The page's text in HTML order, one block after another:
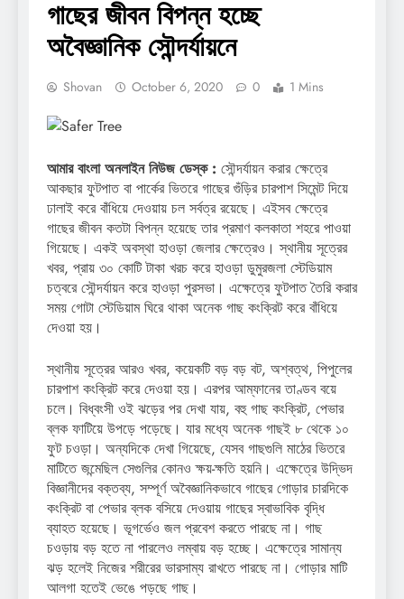
গাছের জীবন বিপন্ন হচ্ছে
অবৈজ্ঞানিক সৌন্দর্যায়নে
Shovan October 6, 2020 0 1 Mins
আমার বাংলা অনলাইন নিউজ ডেস্ক : সৌন্দর্যায়ন করার ক্ষেত্রে
আকছার ফুটপাত বা পার্কের ভিতরে গাছের গুঁড়ির চারপাশ সিমেন্ট দিয়ে
ঢালাই করে বাঁধিয়ে দেওয়ায় চল সর্বত্র রয়েছে। এইসব ক্ষেত্রে
গাছের জীবন কতটা বিপন্ন হয়েছে তার প্রমাণ কলকাতা শহরে পাওয়া
গিয়েছে। একই অবস্থা হাওড়া জেলার ক্ষেত্রেও। স্থানীয় সূত্রের
খবর, প্রায় ৩০ কোটি টাকা খরচ করে হাওড়া ডুমুরজলা স্টেডিয়াম
চত্বরে সৌন্দর্যায়ন করে হাওড়া পুরসভা। এক্ষেত্রে ফুটপাত তৈরি করার
সময় গোটা স্টেডিয়াম ঘিরে থাকা অনেক গাছ কংক্রিট করে বাঁধিয়ে
দেওয়া হয়।
স্থানীয় সূত্রের আরও খবর, কয়েকটি বড় বড় বট, অশ্বত্থ, পিপুলের
চারপাশ কংক্রিট করে দেওয়া হয়। এরপর আম্ফানের তাণ্ডব বয়ে
চলে। বিধ্বংসী ওই ঝড়ের পর দেখা যায়, বহু গাছ কংক্রিট, পেভার
ব্লক ফাটিয়ে উপড়ে পড়েছে। যার মধ্যে অনেক গাছই ৮ থেকে ১০
ফুট চওড়া। অন্যদিকে দেখা গিয়েছে, যেসব গাছগুলি মাঠের ভিতরে
মাটিতে জন্মেছিল সেগুলির কোনও ক্ষয়-ক্ষতি হয়নি। এক্ষেত্রে উদ্ভিদ
বিজ্ঞানীদের বক্তব্য, সম্পূর্ণ অবৈজ্ঞানিকভাবে গাছের গোড়ার চারদিকে
কংক্রিট বা পেভার ব্লক বসিয়ে দেওয়ায় গাছের স্বাভাবিক বৃদ্ধি
ব্যাহত হয়েছে। ভূগর্ভেও জল প্রবেশ করতে পারছে না। গাছ
চওড়ায় বড় হতে না পারলেও লম্বায় বড় হচ্ছে। এক্ষেত্রে সামান্য
ঝড় হলেই নিজের শরীরের ভারসাম্য রাখতে পারছে না। গোড়ার মাটি
আলগা হতেই ভেঙে পড়ছে গাছ।